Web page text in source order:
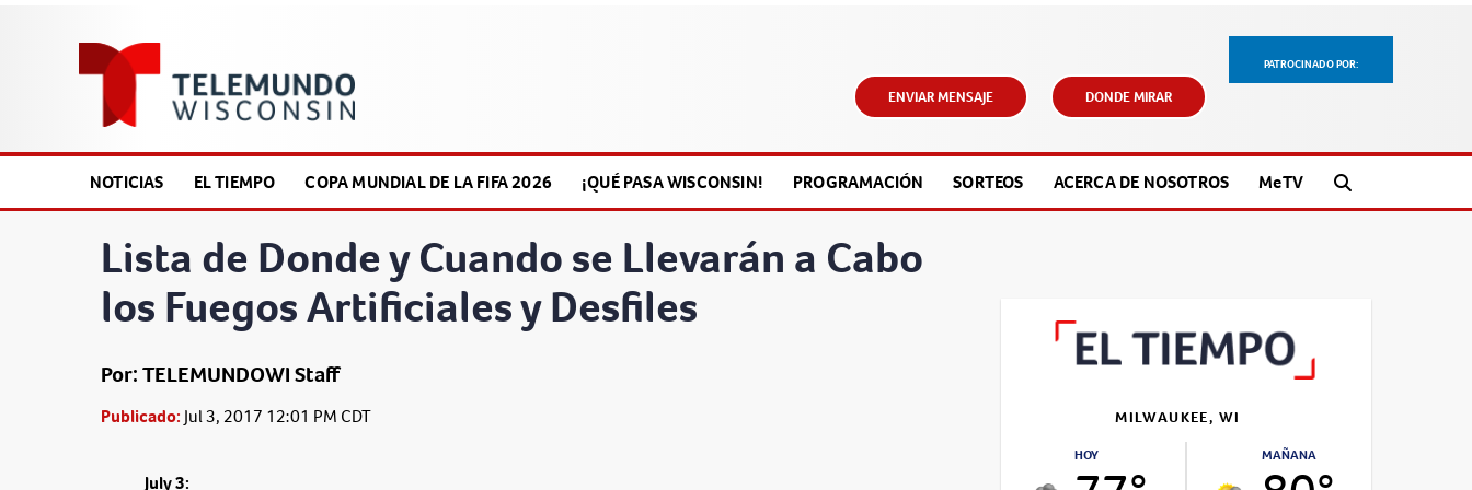
PATROCINADO POR:
ENVIAR MENSAJE DONDE MIRAR
NOTICIAS EL TIEMPO COPA MUNDIAL DE LA FIFA 2026 ¡QUÉ PASA WISCONSIN! PROGRAMACIÓN SORTEOS ACERCA DE NOSOTROS MeTV
Lista de Donde y Cuando se Llevarán a Cabo
los Fuegos Artificiales y Desfiles
Por: TELEMUNDOWI Staff
Publicado: Jul 3, 2017 12:01 PM CDT
July 3:
MILWAUKEE, WI
HOY MAÑANA